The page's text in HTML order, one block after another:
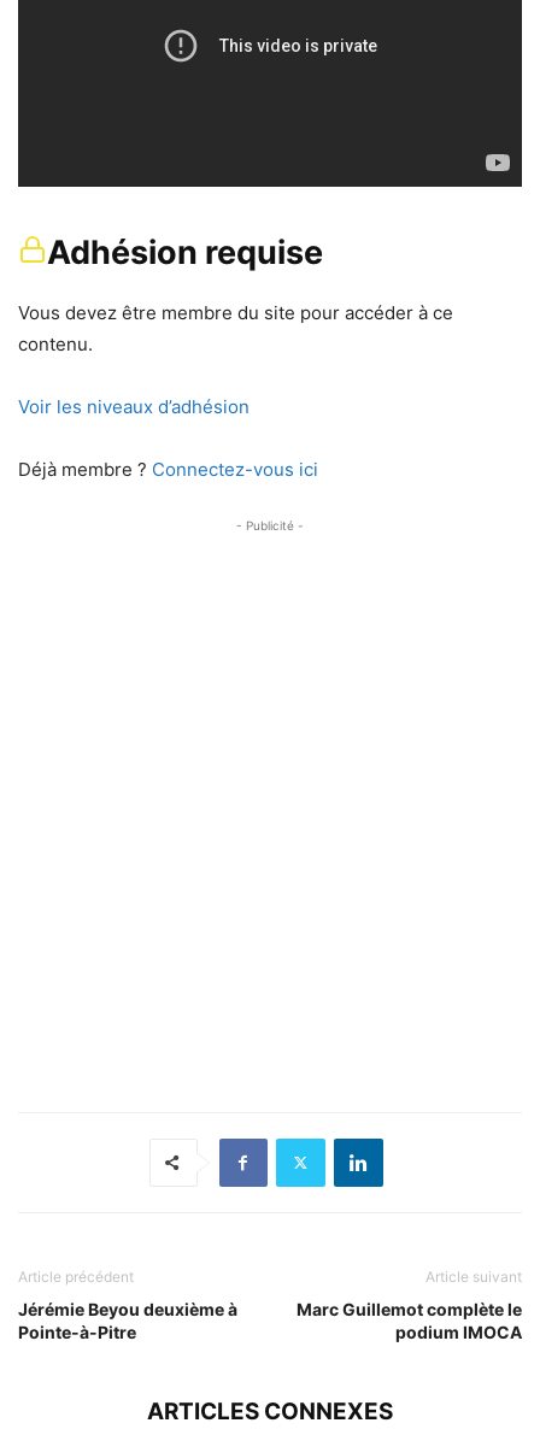
Adhésion requise
Vous devez être membre du site pour accéder à ce
contenu.
Voir les niveaux d’adhésion
Déjà membre ? Connectez-vous ici
- Publicité -
Article précédent
Jérémie Beyou deuxième à
Pointe-à-Pitre
Article suivant
Marc Guillemot complète le
podium IMOCA
ARTICLES CONNEXES